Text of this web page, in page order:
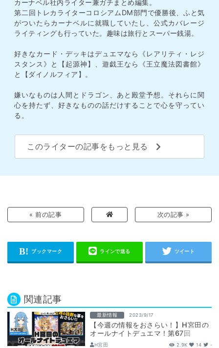
カーナベル社内ライター兼ガチまとめ編集。
第二回トレカライターコロシアムDM部門で優勝後、ふと気
がついたらカーナベルに就職していたし、公式カバレージ
ライティングも行っていた。趣味は旅行とスーパー銭湯。
好きなカード・デッキはデュエマなら《レアリティ・レジ
スタンス》と【起源神】、遊戯王なら《王立魔法図書館》
と【ダイノルフィア】。
嫌いなものは人間とドラゴン、あと殿堂予想。それらに関
心を持たず、好きなものの話だけすることで心を守ってい
る。
このライターの記事をもっと見る
« 前の記事 次の記事 »
関連記事
最新情報 2023/9/17
【今週の情報をおさらい！】H宮田の
オールナイトデュエマ！第67回
【2023/09/17/デュエルマスターズ】
H宮田 2.9K 14 -